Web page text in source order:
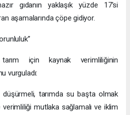
gıdanın yaklaşık yüzde 17’si
aşamalarında çöpe gidiyor.
için kaynak verimliliğinin
vurguladı:
düşürmeli, tarımda su başta olmak
mutlaka sağlamalı ve iklim